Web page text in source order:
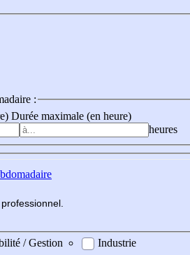
:
Durée maximale (en heure)
heures
fessionnel
/ Gestion
Industrie